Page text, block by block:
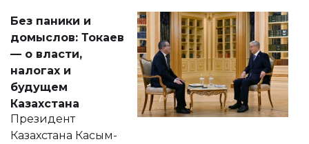
Без паники и
домыслов: Токаев
— о власти,
налогах и
будущем
Казахстана
Президент
Казахстана Касым-